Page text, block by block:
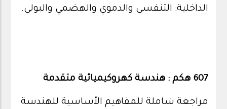
الداخلية: التنفسي والدموي والهضمي والبولي.
607 هكم : هندسة كهروكيميائية متقدمة
مراجعة شاملة للمفاهيم الأساسية للهندسة